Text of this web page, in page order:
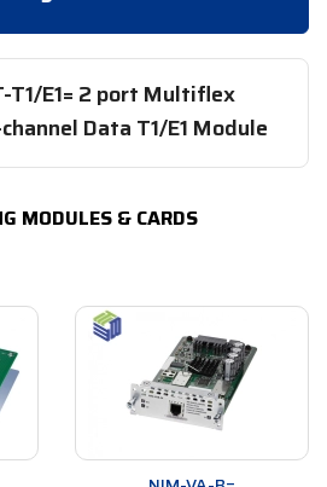
T1/E1= 2 port Multiflex
Data T1/E1 Module
MODULES & CARDS